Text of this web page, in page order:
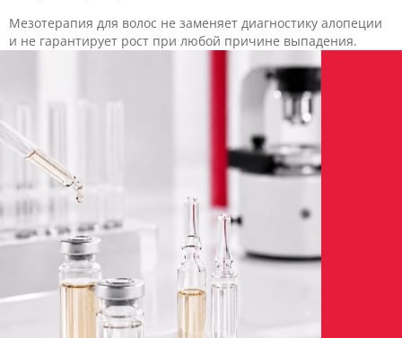
Мезотерапия для волос не заменяет диагностику алопеции
и не гарантирует рост при любой причине выпадения.